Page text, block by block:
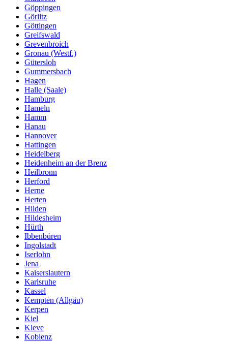
Göppingen
Görlitz
Göttingen
Greifswald
Grevenbroich
Gronau (Westf.)
Gütersloh
Gummersbach
Hagen
Halle (Saale)
Hamburg
Hameln
Hamm
Hanau
Hannover
Hattingen
Heidelberg
Heidenheim an der Brenz
Heilbronn
Herford
Herne
Herten
Hilden
Hildesheim
Hürth
Ibbenbüren
Ingolstadt
Iserlohn
Jena
Kaiserslautern
Karlsruhe
Kassel
Kempten (Allgäu)
Kerpen
Kiel
Kleve
Koblenz